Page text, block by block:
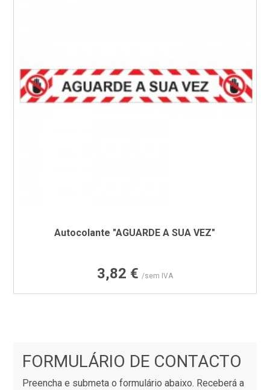
Autocolante "AGUARDE A SUA VEZ"
Preço
3,82 € /sem IVA
FORMULÁRIO DE CONTACTO
Preencha e submeta o formulário abaixo. Receberá a